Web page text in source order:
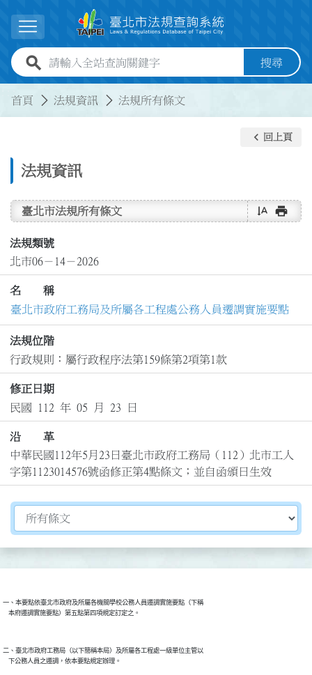
展開選單
全站查詢關鍵字欄位 搜尋
首頁 法規資訊 法規所有條文
法規資訊
keyboard_arrow_left 回上頁
臺北市法規所有條文 text_rotate_vertical print
法規類號
北市06－14－2026
名 稱
臺北市政府工務局及所屬各工程處公務人員遷調實施要點
法規位階
行政規則：屬行政程序法第159條第2項第1款
修正日期
民國 112 年 05 月 23 日
沿 革
中華民國112年5月23日臺北市政府工務局（112）北市工人
字第1123014576號函修正第4點條文；並自函頒日生效
切換選擇法規資訊內容
一、本要點依臺北市政府及所屬各機關學校公務人員遷調實施要點（下稱
二、臺北市政府工務局（以下簡稱本局）及所屬各工程處一級單位主管以